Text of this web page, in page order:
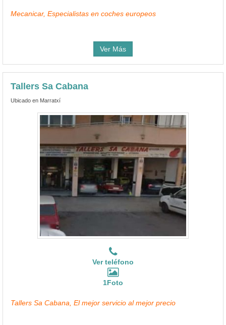
Mecanicar, Especialistas en coches europeos
Ver Más
Tallers Sa Cabana
Ubicado en Marratxí
Ver teléfono
1Foto
Tallers Sa Cabana, El mejor servicio al mejor precio